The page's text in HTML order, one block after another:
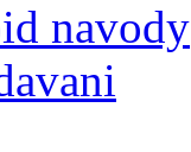
navody